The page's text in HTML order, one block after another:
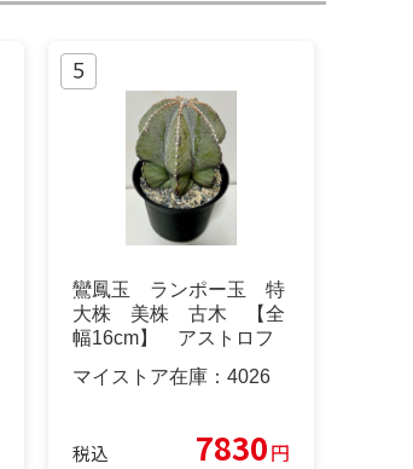
鸞鳳玉 ランポー玉 特
大株 美株 古木 【全
幅16cm】 アストロフ
マイストア在庫： 4026
税込 7830円